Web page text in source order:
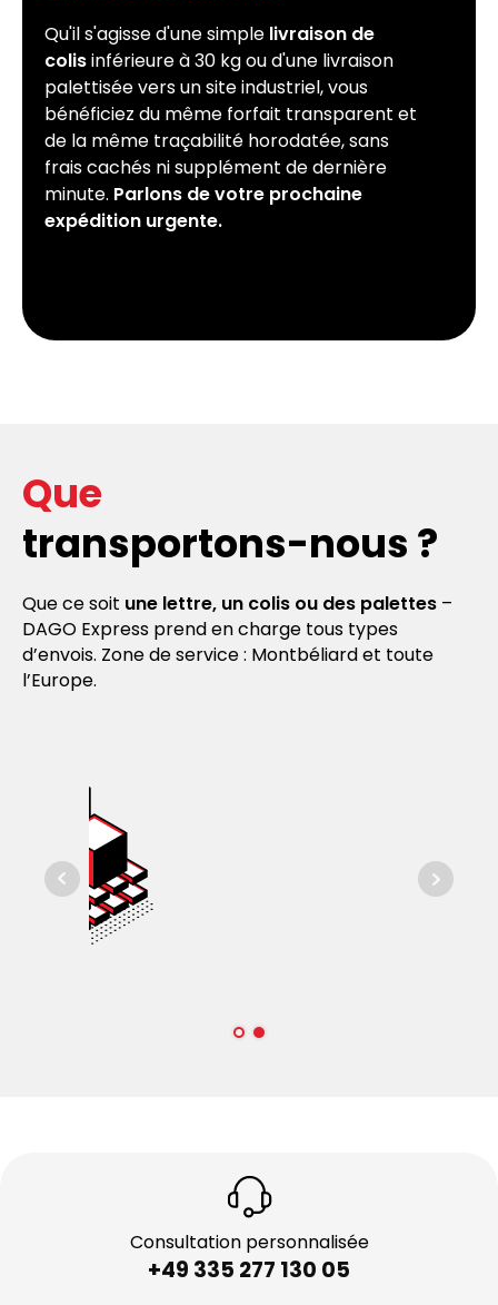
Qu'il s'agisse d'une simple livraison de
colisinférieure à 30 kg ou d'une livraison
palettisée vers un site industriel, vous
bénéficiez du même forfait transparent et
de la même traçabilité horodatée, sans
frais cachés ni supplément de dernière
minute. Parlons de votre prochaine
expédition urgente.
Que
transportons-nous ?
Que ce soit une lettre, un colis ou des palettes –
DAGO Express prend en charge tous types
d’envois. Zone de service : Montbéliard et toute
l’Europe.